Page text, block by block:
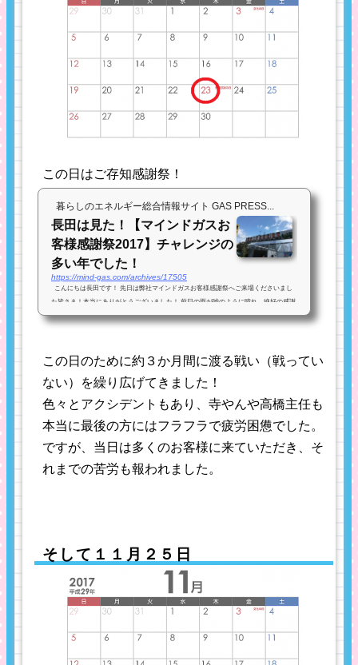
この日はご存知感謝祭！
暮らしのエネルギー総合情報サイト GAS PRESS...
長田は見た！【マインドガスお
客様感謝祭2017】チャレンジの
多い年でした！
https://mind-gas.com/archives/17505
こんにちは長田です！ 先日は弊社マインドガスお客様感謝祭へご来場くださいまし
た皆さま！本当にありがとうございました！ 前日の雨が嘘のように晴れ、絶好の感謝
祭日和となりました。 これも、楽しみにして下さった皆様のおかげ...
この日のために約３か月間に渡る戦い（戦ってい
ない）を繰り広げてきました！
色々とアクシデントもあり、寺やんや高橋主任も
本当に最後の方にはフラフラで疲労困憊でした。
ですが、当日は多くのお客様に来ていただき、そ
れまでの苦労も報われました。
そして１１月２５日